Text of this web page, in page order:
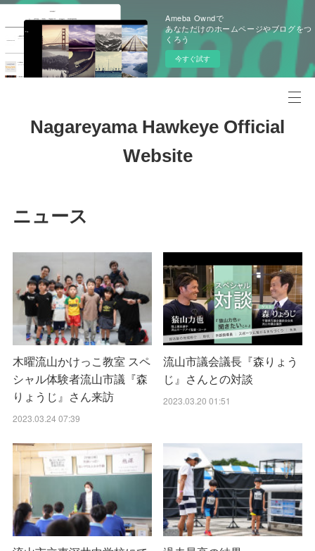
Ameba Owndで
あなただけのホームページやブログをつ
くろう
今すぐ試す
Nagareyama Hawkeye Official
Website
ニュース
木曜流山かけっこ教室 スペ
シャル体験者流山市議『森
りょうじ』さん来訪
2023.03.24 07:39
流山市議会議長『森りょう
じ』さんとの対談
2023.03.20 01:51